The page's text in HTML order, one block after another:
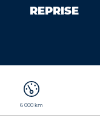
REPRISE
6 000 km